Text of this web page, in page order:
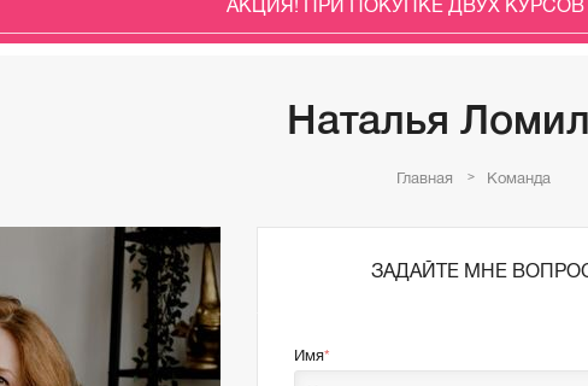
АКЦИЯ! ПРИ ПОКУПКЕ ДВУХ КУРСОВ
Наталья
Главная Команда
ЗАДАЙТЕ МНЕ
Имя